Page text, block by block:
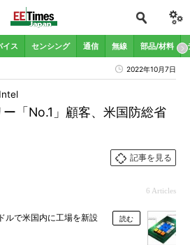
イス センシング 通信 無線 部品/材料
2022年10月7日
「No.1」顧客、米国防総省
記事を見る
6 Articles
ルで米国内に工場を新設
読む